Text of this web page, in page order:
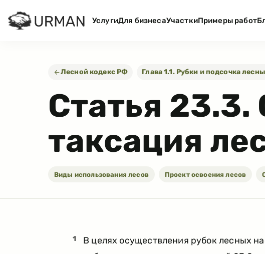
УслугиДля бизнесаУчасткиПримеры работ
Лесной кодекс РФ Глава 1.1. Рубки и подсочка
Статья 23.3.
таксация
Виды использования лесов Проект освоения лесов
1
В целях осуществления рубок лесных